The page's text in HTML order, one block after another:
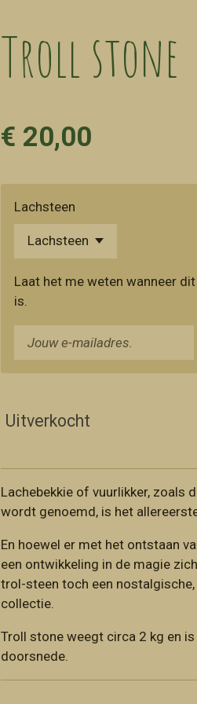
Troll stone
€ 20,00
Lachsteen
Laat het me weten wanneer
is.
Uitverkocht
Lachebekkie of vuurlikker, zoals
wordt genoemd, is het
En hoewel er met het ontstaan
een ontwikkeling in de magie
trol-steen toch een
collectie.
Troll stone weegt circa 2 kg en
doorsnede.